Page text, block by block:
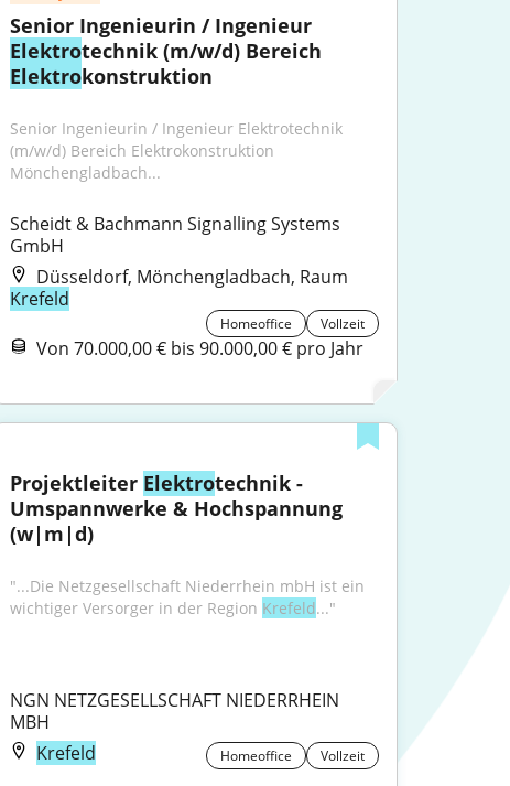
Senior Ingenieurin / Ingenieur
Elektro
Elektrokonstruktion
Senior Ingenieurin / Ingenieur Elektrotechnik
(m/w/d) Bereich Elektrokonstruktion
Mönchengladbach...
Scheidt & Bachmann Signalling Systems
GmbH
Düsseldorf, Mönchengladbach, Raum
Krefeld
Homeoffice Vollzeit
Von 70.000,00 € bis 90.000,00 € pro Jahr
Projektleiter Elektrotechnik -
Umspannwerke & Hochspannung
(w|m|d)
"...Die Netzgesellschaft Niederrhein mbH ist ein
wichtiger Versorger in der Region Krefeld..."
NGN NETZGESELLSCHAFT NIEDERRHEIN
MBH
Krefeld
Homeoffice Vollzeit